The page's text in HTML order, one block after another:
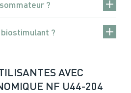
?
?
AVEC
NF U44-204